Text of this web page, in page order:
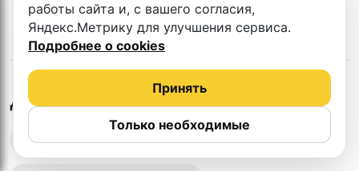
Другие студии в Кирове
Выездная запись подкастов
работы сайта и, с вашего согласия,
Яндекс.Метрику для улучшения сервиса.
Подробнее о cookies
Только необходимые
Принять